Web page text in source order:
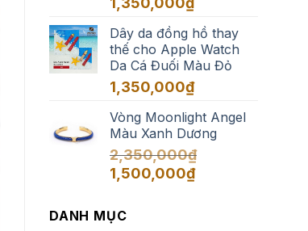
Dây da đồng hồ thay
thế cho Apple Watch
Da Cá Đuối Màu Đỏ
1,350,000₫
Vòng Moonlight Angel
Màu Xanh Dương
2,350,000₫
Giá
2,350,000₫.
1,500,000₫Giá
DANH MỤC